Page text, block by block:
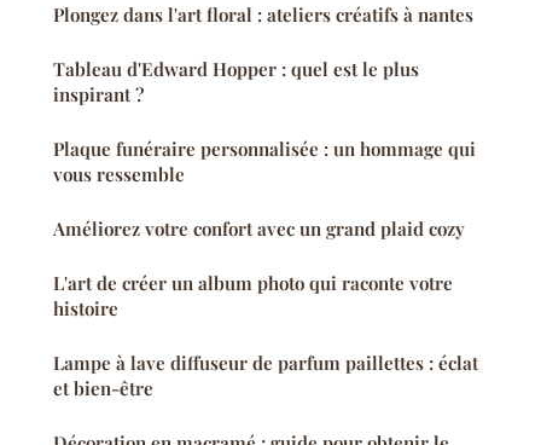
Plongez dans l'art floral : ateliers créatifs à nantes
Tableau d'Edward Hopper : quel est le plus
inspirant ?
Plaque funéraire personnalisée : un hommage qui
vous ressemble
Améliorez votre confort avec un grand plaid cozy
L'art de créer un album photo qui raconte votre
histoire
Lampe à lave diffuseur de parfum paillettes : éclat
et bien-être